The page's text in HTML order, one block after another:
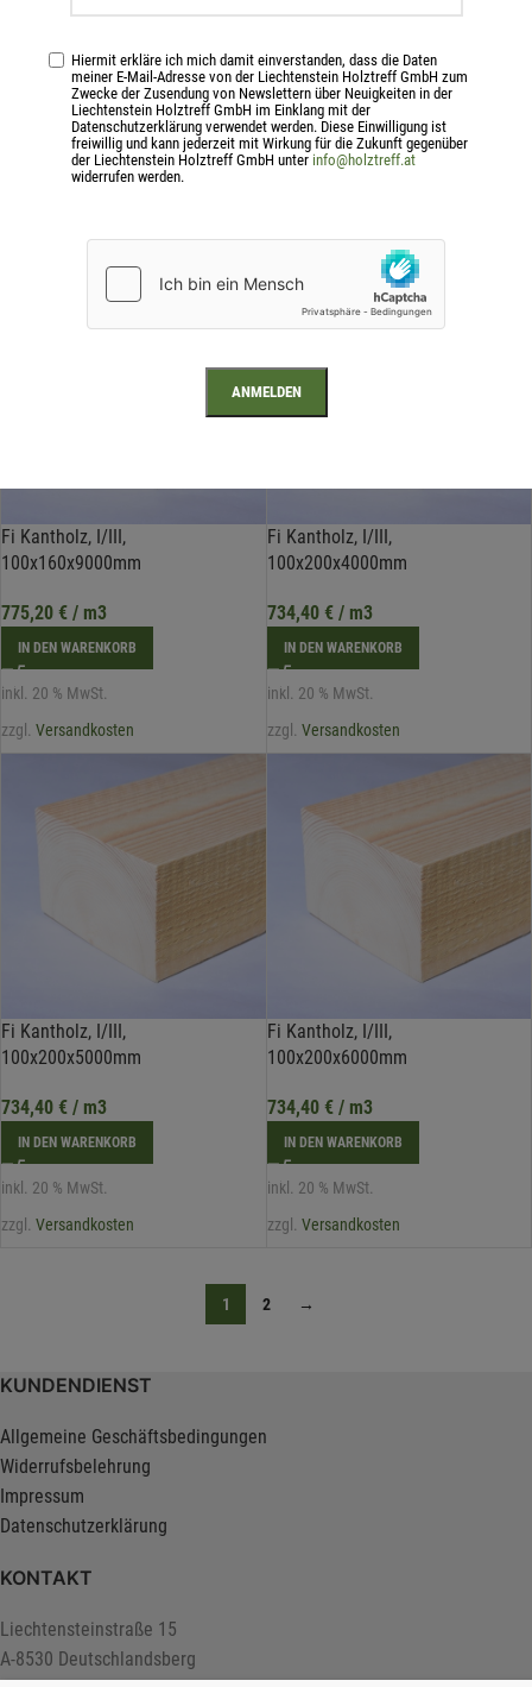
100x160x7000mm
/ m3
IN DEN WARENKORB
Versandkosten
100x160x8000mm
775,20€/ m3
IN DEN WARENKORB
zzgl.Versandkosten
Fi Kantholz, I/III,
100x160x9000mm
775,20 € / m3
IN DEN WARENKORB
inkl. 20 % MwSt.
zzgl. Versandkosten
Fi Kantholz, I/III,
100x200x4000mm
734,40 €/ m3
IN DEN WARENKORB
inkl. 20 % MwSt.
zzgl. Versandkosten
Fi Kantholz, I/III,
100x200x5000mm
734,40 € / m3
IN DEN WARENKORB
inkl. 20 % MwSt.
zzgl. Versandkosten
Fi Kantholz, I/III,
100x200x6000mm
734,40 €/ m3
IN DEN WARENKORB
inkl. 20 % MwSt.
zzgl. Versandkosten
1 2 →
KUNDENDIENST
Allgemeine Geschäftsbedingungen
Widerrufsbelehrung
Impressum
Datenschutzerklärung
KONTAKT
Liechtensteinstraße 15
A-8530 Deutschlandsberg
Hiermit erkläre ich mich damit einverstanden, dass die Daten
meiner E-Mail-Adresse von der Liechtenstein Holztreff GmbH zum
Zwecke der Zusendung von Newslettern über Neuigkeiten in der
Liechtenstein Holztreff GmbH im Einklang mit der
Datenschutzerklärung verwendet werden. Diese Einwilligung ist
freiwillig und kann jederzeit mit Wirkung für die Zukunft gegenüber
der Liechtenstein Holztreff GmbH unter info@holztreff.at
widerrufen werden.